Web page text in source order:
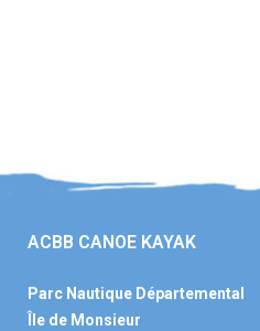
ACBB CANOE KAYAK
Parc Nautique Départemental
Île de Monsieur